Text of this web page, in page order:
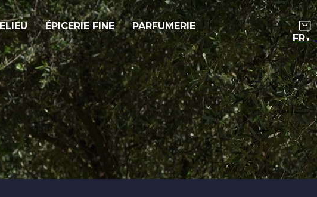
ÉPICERIE FINE
PARFUMERIE
▼